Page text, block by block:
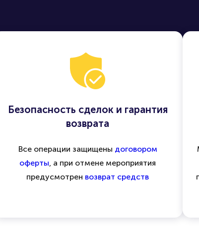
Безопасность сделок и гарантия
возврата
Все операции защищены договором
оферты, а при отмене мероприятия
предусмотрен возврат средств